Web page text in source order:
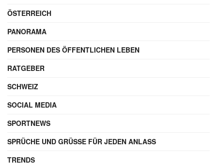
ÖSTERREICH
PANORAMA
PERSONEN DES ÖFFENTLICHEN LEBEN
RATGEBER
SCHWEIZ
SOCIAL MEDIA
SPORTNEWS
SPRÜCHE UND GRÜSSE FÜR JEDEN ANLASS
TRENDS